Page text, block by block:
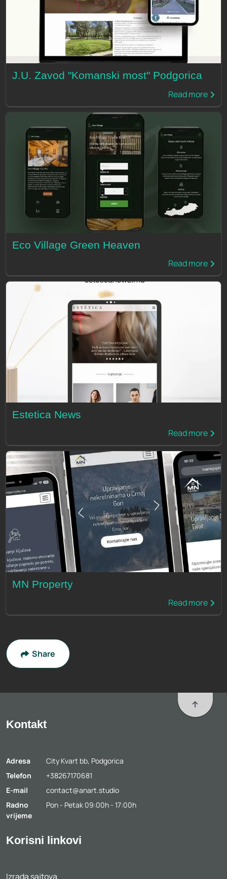
J.U. Zavod "Komanski most" Podgorica
Read more
Eco Village Green Heaven
Read more
Estetica News
Read more
MN Property
Read more
Share
Kontakt
Adresa
City Kvart bb, Podgorica
Telefon
+38267170681
E-mail
contact@anart.studio
Radno
vrijeme
Pon - Petak 09:00h - 17:00h
Korisni linkovi
Izrada sajtova
To top